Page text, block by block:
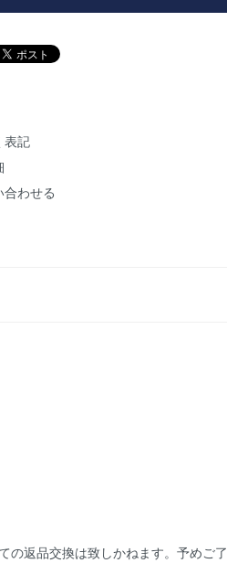
表記
合わせる
の返品交換は致しかねます。予めご了